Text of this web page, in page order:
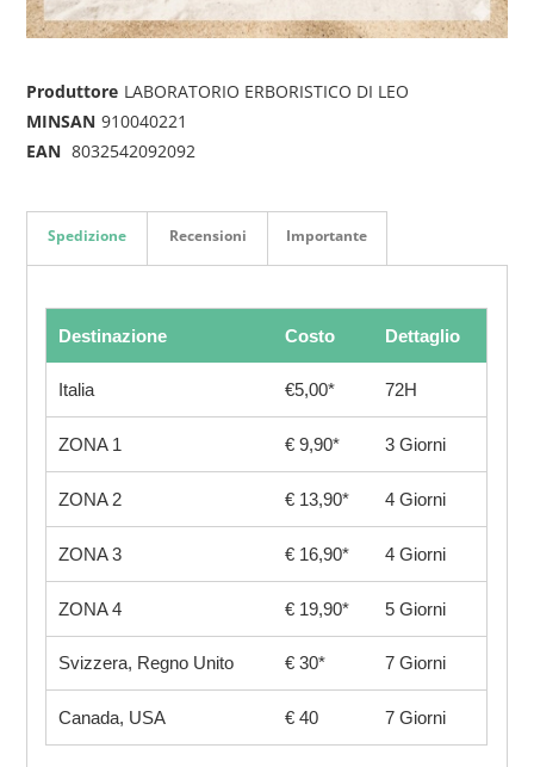
Produttore LABORATORIO ERBORISTICO DI LEO
MINSAN 910040221
EAN 8032542092092
Spedizione
Destinazione Costo Dettaglio
Italia €5,00* 72H
ZONA 1 € 9,90* 3 Giorni
ZONA 2 € 13,90* 4 Giorni
ZONA 3 € 16,90* 4 Giorni
ZONA 4 € 19,90* 5 Giorni
Svizzera, Regno Unito € 30* 7 Giorni
Canada, USA € 40 7 Giorni
Recensioni Importante